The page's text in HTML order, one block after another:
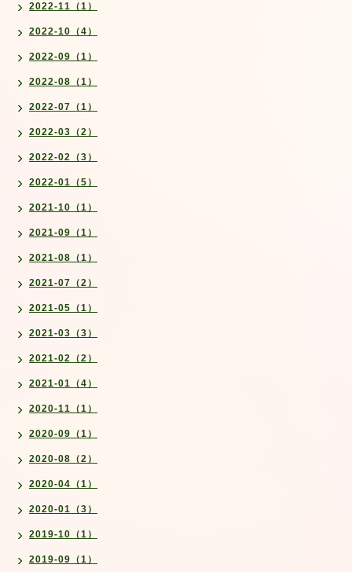
2022-11（1）
2022-10（4）
2022-09（1）
2022-08（1）
2022-07（1）
2022-03（2）
2022-02（3）
2022-01（5）
2021-10（1）
2021-09（1）
2021-08（1）
2021-07（2）
2021-05（1）
2021-03（3）
2021-02（2）
2021-01（4）
2020-11（1）
2020-09（1）
2020-08（2）
2020-04（1）
2020-01（3）
2019-10（1）
2019-09（1）